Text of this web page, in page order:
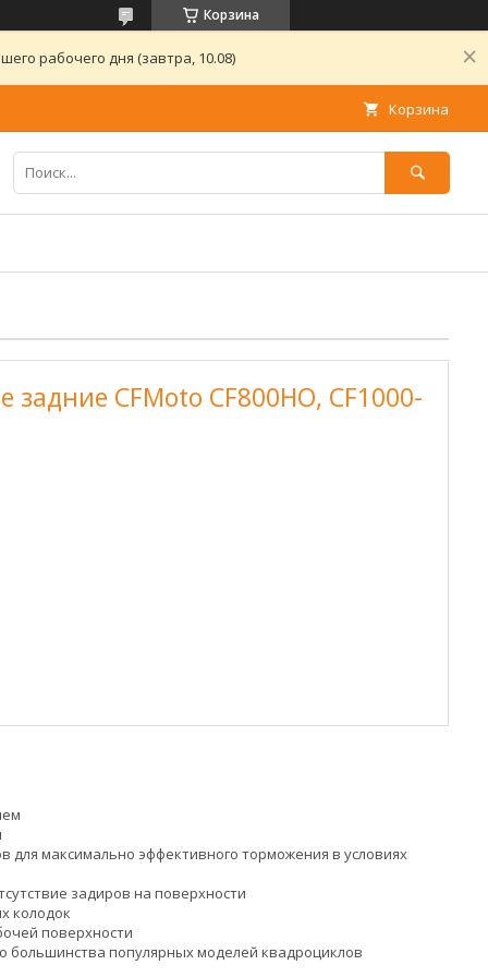
Корзина
рабочего дня (завтра, 10.08)
Корзина
CFMoto CF800HO, CF1000-
максимально эффективного торможения в условиях
задиров на поверхности
колодок
поверхности
большинства популярных моделей квадроциклов